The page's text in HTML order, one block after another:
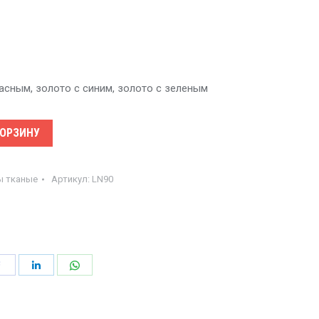
золото с синим, золото с зеленым
тканые Артикул: LN90
ПоделитьсяПоделитьсяПоделиться